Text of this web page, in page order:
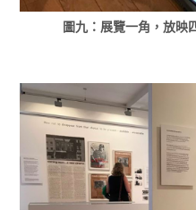
圖九：展覽一角，放映